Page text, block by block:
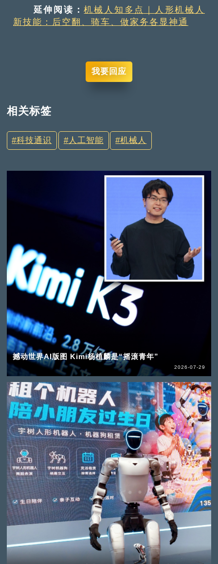
延伸阅读：机械人知多点｜人形机械人
新技能：后空翻、骑车、做家务各显神通
我要回应
相关标签
科技通识 人工智能 机械人
撼动世界AI版图 Kimi杨植麟是“摇滚青年”
2026-07-29